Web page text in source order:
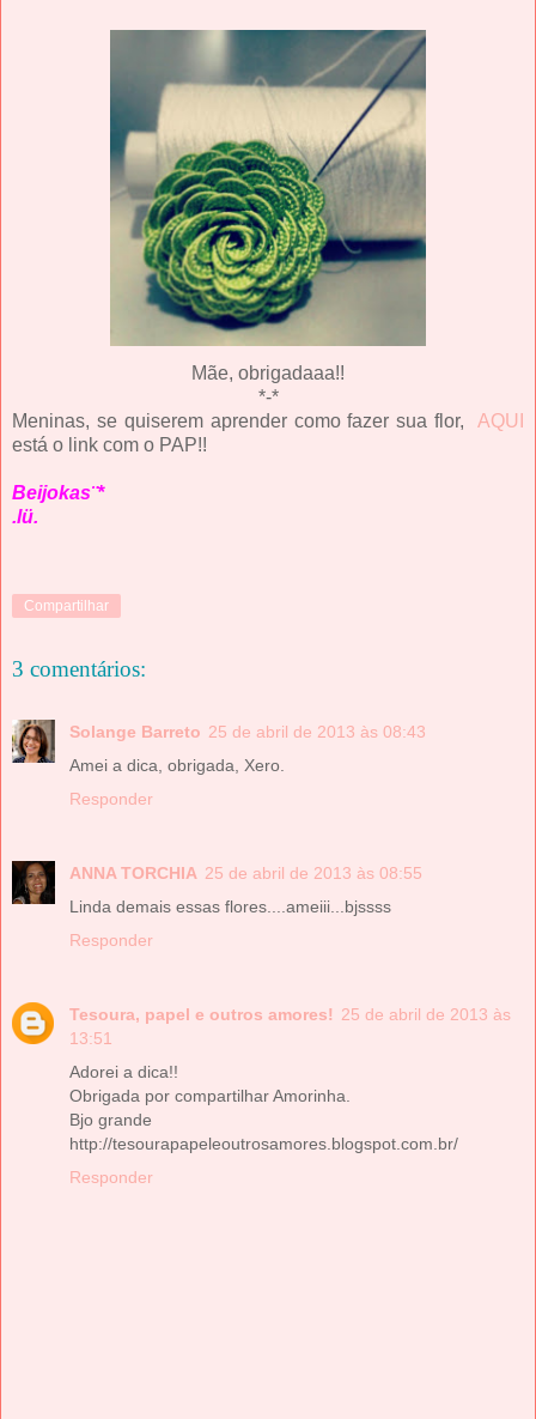
Mãe, obrigadaaa!!
*-*
Meninas, se quiserem aprender como fazer sua flor, AQUI
está o link com o PAP!!
Beijokas¨*
.lü.
Compartilhar
3 comentários:
Solange Barreto 25 de abril de 2013 às 08:43
Amei a dica, obrigada, Xero.
Responder
ANNA TORCHIA 25 de abril de 2013 às 08:55
Linda demais essas flores....ameiii...bjssss
Responder
Tesoura, papel e outros amores! 25 de abril de 2013 às
13:51
Adorei a dica!!
Obrigada por compartilhar Amorinha.
Bjo grande
http://tesourapapeleoutrosamores.blogspot.com.br/
Responder